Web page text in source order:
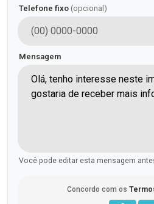
Telefone fixo (opcional)
Mensagem
Você pode editar esta mensagem
Concordo com os